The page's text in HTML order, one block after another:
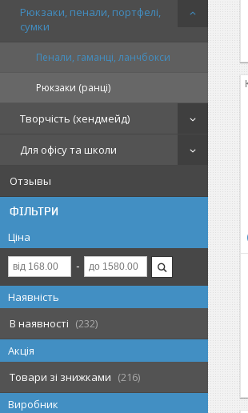
Рюкзаки, пенали, портфелі,
сумки
Пенали, гаманці, ланчбокси
Рюкзаки (ранці)
Творчість (хендмейд)
Для офісу та школи
Отзывы
ФІЛЬТРИ
Ціна
Наявність
В наявності
232
Акція
Товари зі знижками
216
Виробник